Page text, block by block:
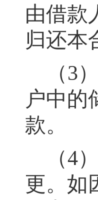
由借款
归还本
（3
户中的
款。
（4
更。如